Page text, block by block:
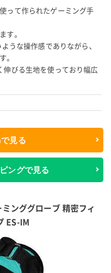
って作られたゲーミング手
す。
うな操作感でありながら、
。
びる生地を使っており幅広
見る
ングで見る
ンググローブ 精密フィ
ES-IM